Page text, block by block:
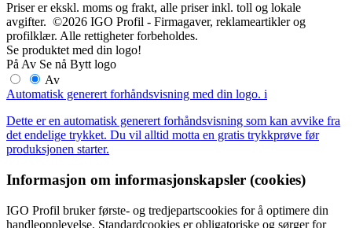
Priser er ekskl. moms og frakt, alle priser inkl. toll og lokale
avgifter. ©2026 IGO Profil - Firmagaver, reklameartikler og
profilklær. Alle rettigheter forbeholdes.
Se produktet med din logo!
PåAv Se nå Bytt logo
Av
Automatisk generert forhåndsvisning med din logo. i
Dette er en automatisk generert forhåndsvisning som kan avvike fra
det endelige trykket. Du vil alltid motta en gratis trykkprøve før
produksjonen starter.
Informasjon om informasjonskapsler (cookies)
IGO Profil bruker første- og tredjepartscookies for å optimere din
handleopplevelse. Standardcookies er obligatoriske og sørger for